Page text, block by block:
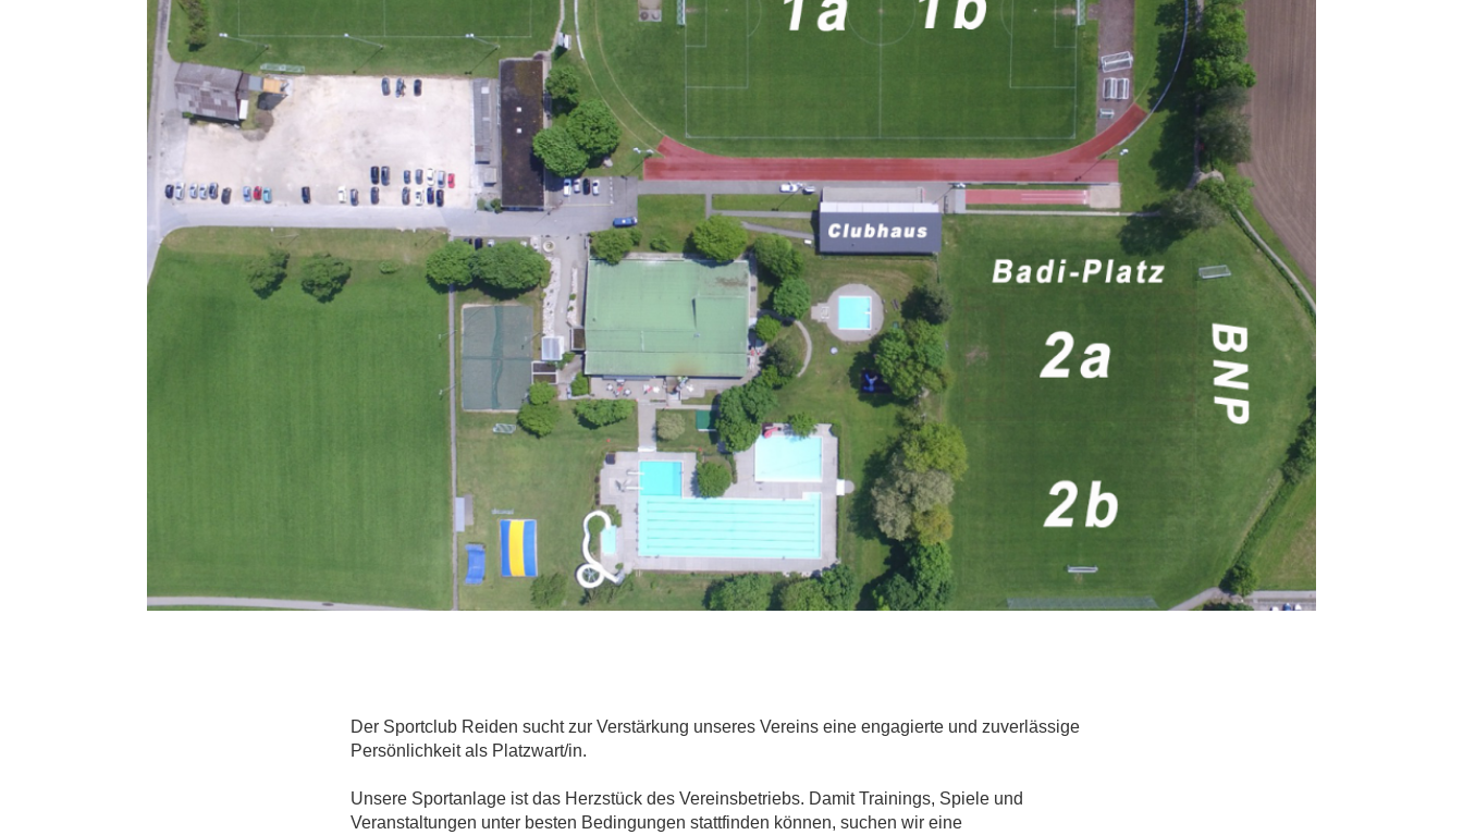
Der Sportclub Reiden sucht zur Verstärkung unseres Vereins eine engagierte und zuverlässige
Persönlichkeit als Platzwart/in.
Unsere Sportanlage ist das Herzstück des Vereinsbetriebs. Damit Trainings, Spiele und
Veranstaltungen unter besten Bedingungen stattfinden können, suchen wir eine